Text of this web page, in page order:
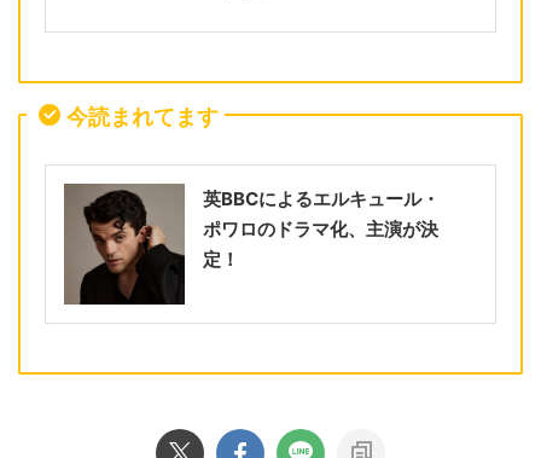
今読まれてます
英BBCによるエルキュール・
ポワロのドラマ化、主演が決
定！